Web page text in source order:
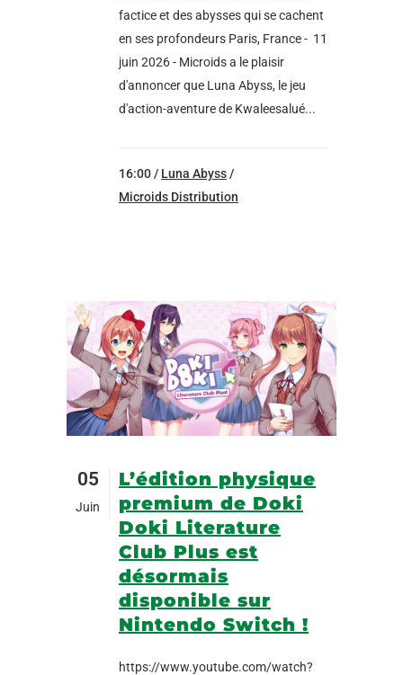
factice et des abysses qui se cachent
en ses profondeurs Paris, France - 11
juin 2026 - Microids a le plaisir
d'annoncer que Luna Abyss, le jeu
d'action-aventure de Kwaleesalué...
16:00 / Luna Abyss /
Microids Distribution
05
Juin
L’édition physique
premium de Doki
Doki Literature
Club Plus est
désormais
disponible sur
Nintendo Switch !
https://www.youtube.com/watch?